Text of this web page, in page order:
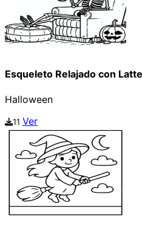
Esqueleto Relajado con
Halloween
11 Ver